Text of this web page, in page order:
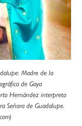
Madre de la
de Goya
Hernández interpreta
Señora de Guadalupe.